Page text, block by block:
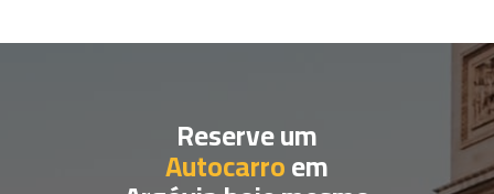
Reserve um
Autocarroem